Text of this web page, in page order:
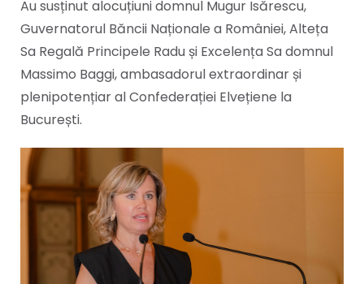
Au susținut alocuțiuni domnul Mugur Isărescu,
Guvernatorul Băncii Naționale a României, Alteța
Sa Regală Principele Radu și Excelența Sa domnul
Massimo Baggi, ambasadorul extraordinar și
plenipotențiar al Confederației Elvețiene la
București.